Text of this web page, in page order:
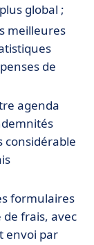
global ;
meilleures
de
agenda
considérable
formulaires
frais, avec
envoi par